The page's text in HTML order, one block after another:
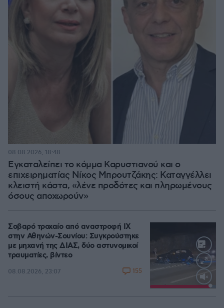
Εγκαταλείπει το κόμμα Καρυστιανού και ο
επιχειρηματίας Νίκος Μπρουτζάκης: Καταγγέλλει
κλειστή κάστα, «λένε προδότες και πληρωμένους
όσους αποχωρούν»
08.08.2026, 18:48
Loaded:
Σοβαρό τροχαίο από αναστροφή ΙΧ
στην Αθηνών-Σουνίου: Συγκρούστηκε
με μηχανή της ΔΙΑΣ, δύο αστυνομικοί
τραυματίες, βίντεο
08.08.2026, 23:07 155